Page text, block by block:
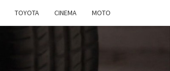
TOYOTA CINEMA MOTO